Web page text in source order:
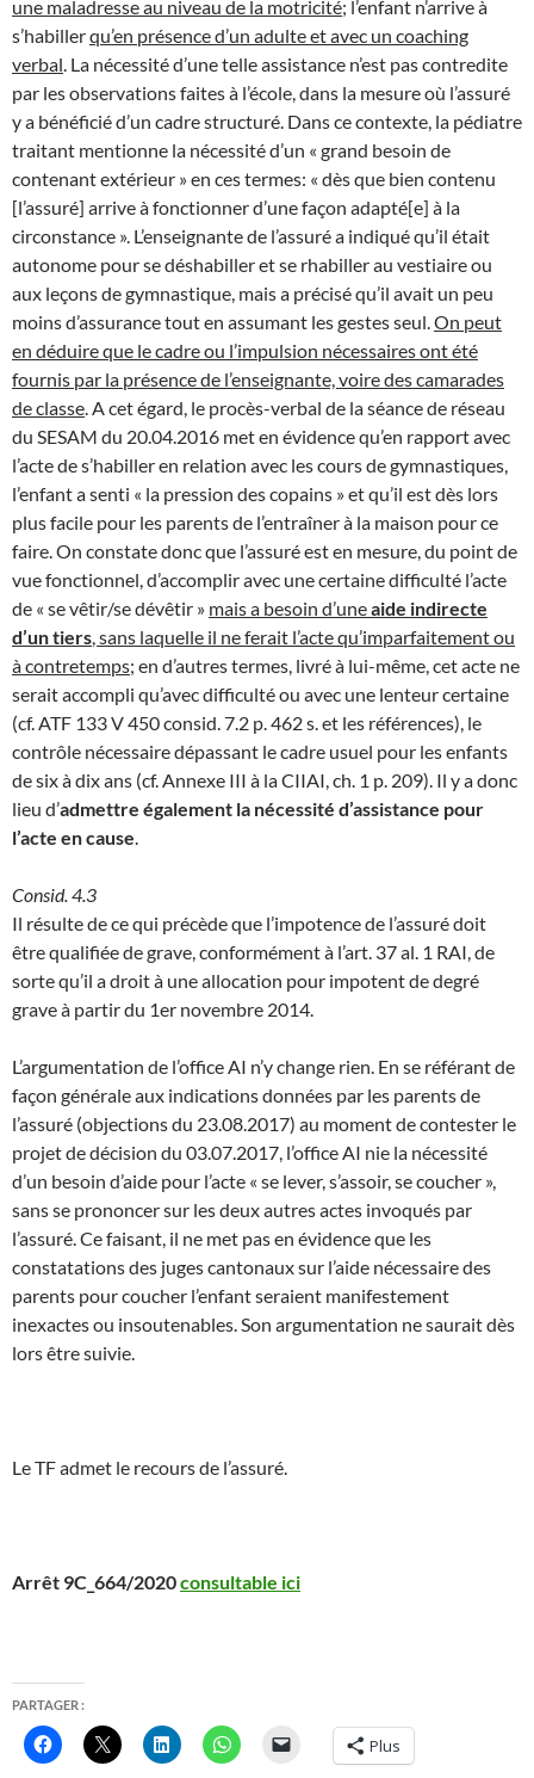
une maladresse au niveau de la motricité; l’enfant n’arrive à
s’habillerqu’en présence d’un adulte et avec un coaching
verbal . La nécessité d’une telle assistance n’est pas contredite
par les observations faites à l’école, dans la mesure où l’assuré
y a bénéficié d’un cadre structuré. Dans ce contexte, la pédiatre
traitant mentionne la nécessité d’un « grand besoin de
contenant extérieur » en ces termes: « dès que bien contenu
[l’assuré] arrive à fonctionner d’une façon adapté[e] à la
circonstance ». L’enseignante de l’assuré a indiqué qu’il était
autonome pour se déshabiller et se rhabiller au vestiaire ou
aux leçons de gymnastique, mais a précisé qu’il avait un peu
moins d’assurance tout en assumant les gestes seul. On peut
en déduire que le cadre ou l’impulsion nécessaires ont été
fournis par la présence de l’enseignante, voire des camarades
de classe . A cet égard, le procès-verbal de la séance de réseau
du SESAM du 20.04.2016 met en évidence qu’en rapport avec
l’acte de s’habiller en relation avec les cours de gymnastiques,
l’enfant a senti « la pression des copains » et qu’il est dès lors
plus facile pour les parents de l’entraîner à la maison pour ce
faire. On constate donc que l’assuré est en mesure, du point de
vue fonctionnel, d’accomplir avec une certaine difficulté l’acte
de « se vêtir/se dévêtir » mais a besoin d’uneaide indirecte
d’un tiers , sans laquelle il ne ferait l’acte qu’imparfaitement ou
à contretemps; en d’autres termes, livré à lui-même, cet acte ne
serait accompli qu’avec difficulté ou avec une lenteur certaine
(cf. ATF 133 V 450 consid. 7.2 p. 462 s. et les références), le
contrôle nécessaire dépassant le cadre usuel pour les enfants
de six à dix ans (cf. Annexe III à la CIIAI, ch. 1 p. 209). Il y a donc
lieu d’admettre également la nécessité d’assistance pour
l’acte en cause
Consid. 4.3
Il résulte de ce qui précède que l’impotence de l’assuré doit
être qualifiée de grave, conformément à l’art. 37 al. 1 RAI, de
sorte qu’il a droit à une allocation pour impotent de degré
grave à partir du 1er novembre 2014.
L’argumentation de l’office AI n’y change rien. En se référant de
façon générale aux indications données par les parents de
l’assuré (objections du 23.08.2017) au moment de contester le
projet de décision du 03.07.2017, l’office AI nie la nécessité
d’un besoin d’aide pour l’acte « se lever, s’assoir, se coucher »,
sans se prononcer sur les deux autres actes invoqués par
l’assuré. Ce faisant, il ne met pas en évidence que les
constatations des juges cantonaux sur l’aide nécessaire des
parents pour coucher l’enfant seraient manifestement
inexactes ou insoutenables. Son argumentation ne saurait dès
lors être suivie.
Le TF admet le recours de l’assuré.
Arrêt 9C_664/2020consultable ici
PARTAGER :
Plus